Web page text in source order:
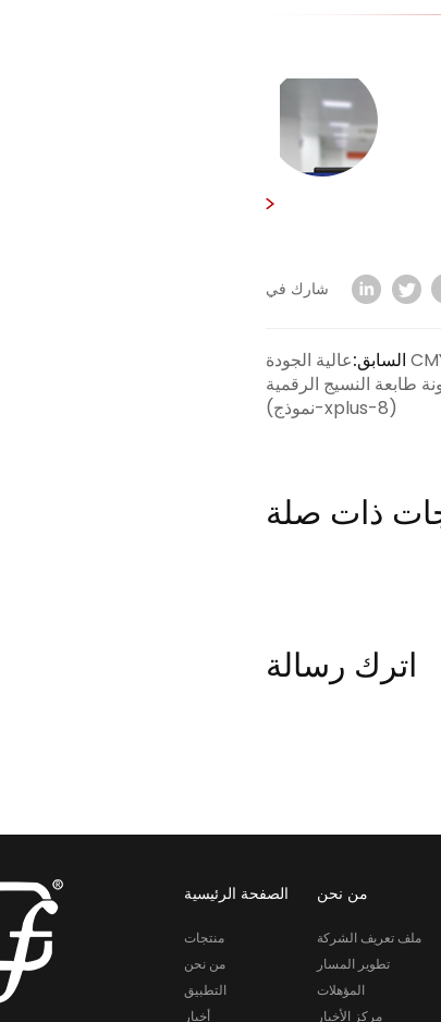
شارك في
السابق:عالية الجودة CMYK آلة الطباعة
طابعة النسيج الرقمية
(نموذج-xplus-8)
ذات صلة
اترك رسالة
الصفحة الرئيسية
منتجات
من نحن
التطبيق
أخبار
من نحن
ملف تعريف الشركة
تطوير المسار
المؤهلات
مركز الأخبار